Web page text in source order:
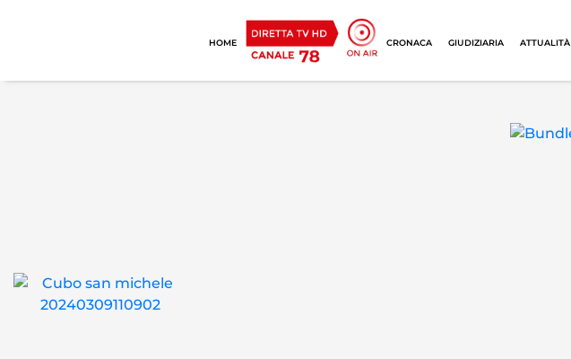
HOME CRONACA GIUDIZIARIA ATTUALITÀ